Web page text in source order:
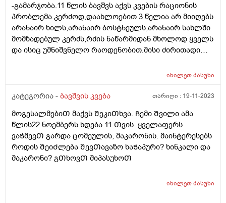
საქმე?
-გამარჯობა.11 წლის ბავშვს აქვს კვების რაციონის
პრობლემა.კერძოდ,დაახლოებით 3 წელია არ მიიღებს
არანაირ ხილს,არანაირ ბოსტნეულს,არანაირ სახლში
მომზადებულ კერძს,რძის ნაწარმიდან მხოლოდ ყველს
და ისიც უმნიშვნელო რაოდენობით.მისი ძირითადი
წელია,ფაქტიურად ჯანსაღს აღარაფერს
და წინააღმდეგობას აზრი არ აქვს.თვითონაც
განიცდის რომ ვუხსნი რა საფრთხისშემცველია
მსგავსი კვება,მაგრამ არ შეუძლია ჭამოს სხვა
რამ.მირჩიეთ როგორ მოვიქცე.კვების ფსიქოლოგი ამ
კუთხით თუ მუშაობს რომ ჩავრთო?
იხილეთპასუხი
კატეგორია - ბავშვის კვება თარიღი : 19-11-2023
მოგესალმებიᲗ მაქვს ᲨეკიᲗხვა. Ჩემი Შვილი ამა
წლის22 ნოემბერს ხდება 11 Თვის. ყველაფერს
ვაᲭმევᲗ გარდა ცომეულის, მაკარონის. მაინტერესებს
როდის ᲨეიᲫლება ᲨევᲗავაზო ხაᲭაპური? ხინკალი და
მაკარონი? გᲗხოვᲗ მიპასუხოᲗ
იხილეთპასუხი